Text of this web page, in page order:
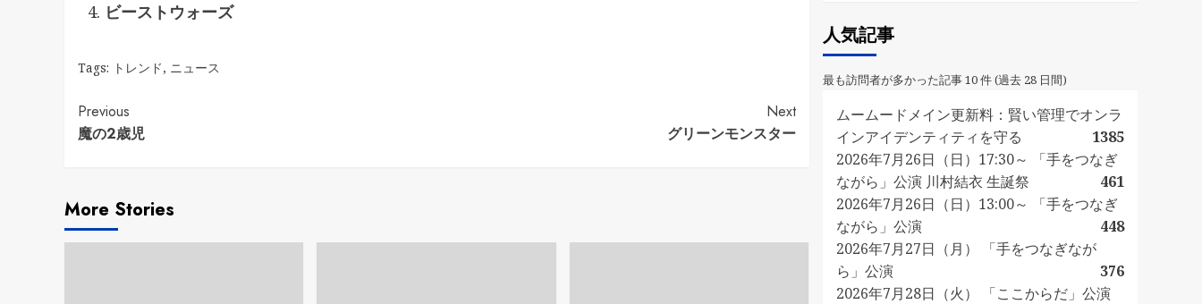
ビーストウォーズ
Tags: トレンド, ニュース
Continue
Reading
Previous
魔の2歳児
Next
グリーンモンスター
More Stories
人気記事
最も訪問者が多かった記事 10 件 (過去 28 日間)
ムームードメイン更新料：賢い管理でオンラ
インアイデンティティを守る
1385
2026年7月26日（日）17:30～ 「手をつなぎ
ながら」公演 川村結衣 生誕祭
461
2026年7月26日（日）13:00～ 「手をつなぎ
ながら」公演
448
2026年7月27日（月） 「手をつなぎなが
ら」公演
376
2026年7月28日（火） 「ここからだ」公演